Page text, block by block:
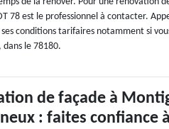
78 est le professionnel à contacter.
conditions tarifaires notamment si
le 78180.
de façade à
: faites confiance